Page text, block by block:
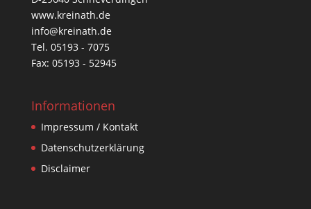
www.kreinath.de
info@kreinath.de
Tel. 05193 - 7075
Fax: 05193 - 52945
Informationen
Impressum / Kontakt
Datenschutzerklärung
Disclaimer